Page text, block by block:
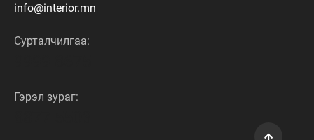
info@interior.mn
Сурталчилгаа:
Гэрэл зураг: